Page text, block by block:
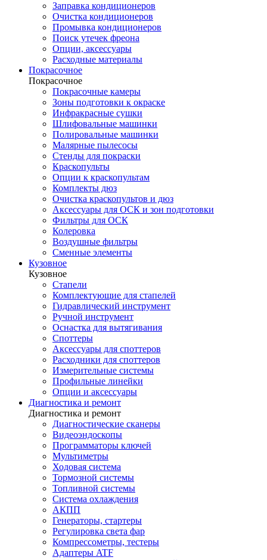
Заправка кондиционеров
Очистка кондиционеров
Промывка кондиционеров
Поиск утечек фреона
Опции, аксессуары
Расходные материалы
Покрасочное
Покрасочное
Покрасочные камеры
Зоны подготовки к окраске
Инфракрасные сушки
Шлифовальные машинки
Полировальные машинки
Малярные пылесосы
Стенды для покраски
Краскопульты
Опции к краскопультам
Комплекты дюз
Очистка краскопультов и дюз
Аксессуары для ОСК и зон подготовки
Фильтры для ОСК
Колеровка
Воздушные фильтры
Сменные элементы
Кузовное
Кузовное
Стапели
Комплектующие для стапелей
Гидравлический инструмент
Ручной инструмент
Оснастка для вытягивания
Споттеры
Аксессуары для споттеров
Расходники для споттеров
Измерительные системы
Профильные линейки
Опции и аксессуары
Диагностика и ремонт
Диагностика и ремонт
Диагностические сканеры
Видеоэндоскопы
Программаторы ключей
Мультиметры
Ходовая система
Тормозной системы
Топливной системы
Система охлаждения
АКПП
Генераторы, стартеры
Регулировка света фар
Компрессометры, тестеры
Адаптеры ATF